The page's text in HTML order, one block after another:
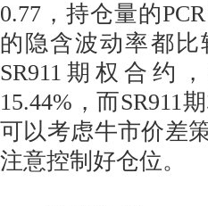
0.77，持仓量的
的隐含波动率都比
SR911期权合约
15.44%，而SR911
可以考虑牛市价差
注意控制好仓位。